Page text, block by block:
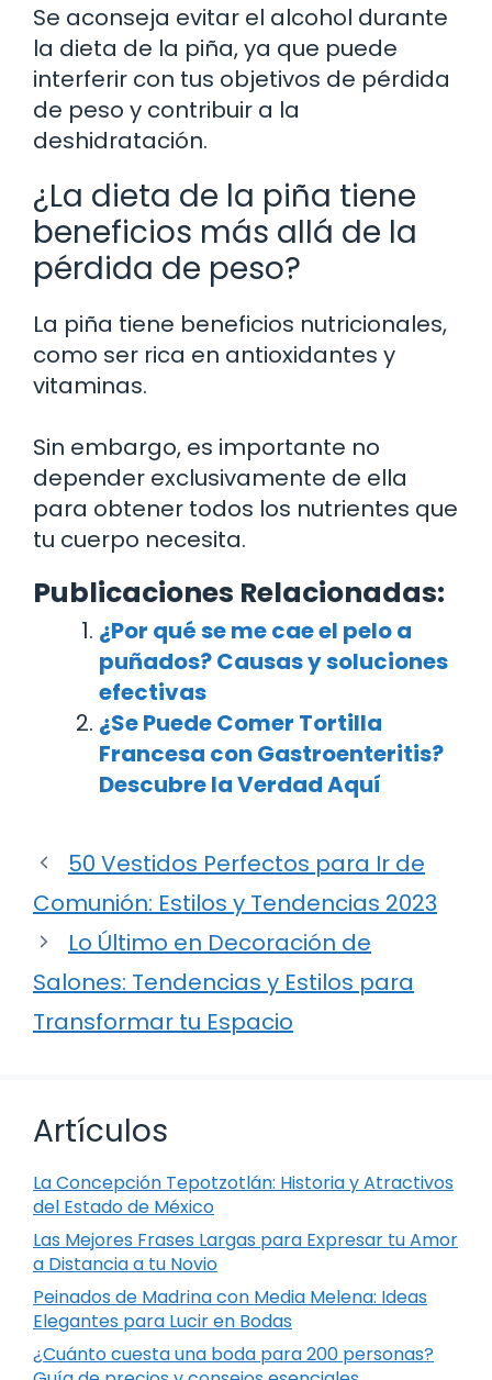
Se aconseja evitar el alcohol durante
la dieta de la piña, ya que puede
interferir con tus objetivos de pérdida
de peso y contribuir a la
deshidratación.
¿La dieta de la piña tiene
beneficios más allá de la
pérdida de peso?
La piña tiene beneficios nutricionales,
como ser rica en antioxidantes y
vitaminas.
Sin embargo, es importante no
depender exclusivamente de ella
para obtener todos los nutrientes que
tu cuerpo necesita.
Publicaciones Relacionadas:
¿Por qué se me cae el pelo a
puñados? Causas y soluciones
efectivas
¿Se Puede Comer Tortilla
Francesa con Gastroenteritis?
Descubre la Verdad Aquí
50 Vestidos Perfectos para Ir de
Comunión: Estilos y Tendencias 2023
Lo Último en Decoración de
Salones: Tendencias y Estilos para
Transformar tu Espacio
Artículos
La Concepción Tepotzotlán: Historia y Atractivos
del Estado de México
Las Mejores Frases Largas para Expresar tu Amor
a Distancia a tu Novio
Peinados de Madrina con Media Melena: Ideas
Elegantes para Lucir en Bodas
¿Cuánto cuesta una boda para 200 personas?